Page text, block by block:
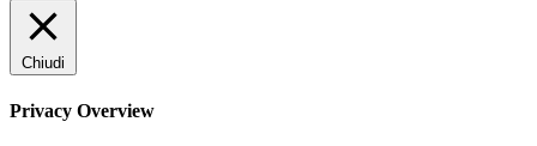
Chiudi
Privacy Overview